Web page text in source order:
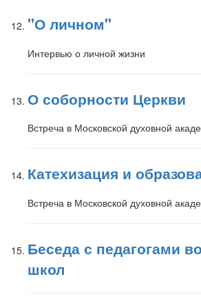
"О личном"
Интервью о личной жизни
О соборности Церкви
Встреча в Московской духовной
Катехизация и
Встреча в Московской духовной
Беседа с педагогами
школ